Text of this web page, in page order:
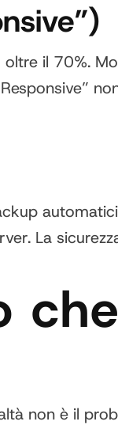
il 70%.
La
non è il